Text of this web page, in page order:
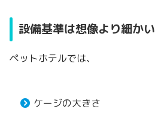
設備基準は想像より細かい
ペットホテルでは、
ケージの大きさ